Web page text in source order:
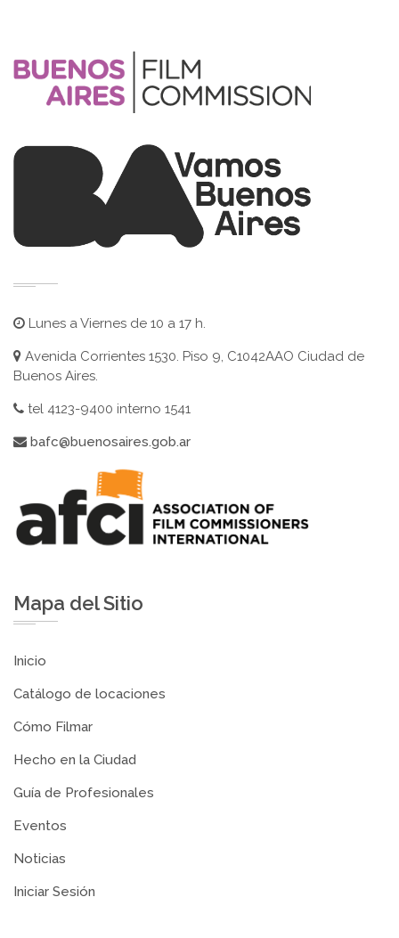
Lunes a Viernes de 10 a 17 h.
Avenida Corrientes 1530. Piso 9, C1042AAO Ciudad de
Buenos Aires.
tel 4123-9400 interno 1541
bafc@buenosaires.gob.ar
Mapa del Sitio
Inicio
Catálogo de locaciones
Cómo Filmar
Hecho en la Ciudad
Guía de Profesionales
Eventos
Noticias
Iniciar Sesión